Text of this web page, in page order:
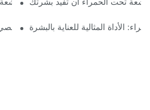
نقاط رئيسية حول استخدام
الأداة المثالية للعناية بالبشرة